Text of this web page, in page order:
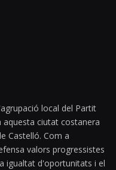
local del Partit
aquesta ciutat costanera
Castelló. Com a
valors progressistes
igualtat d'oportunitats i el